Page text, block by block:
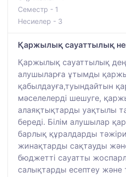
Семестр - 1
Несиелер - 3
Қаржылық сауаттылық
Қаржылық сауаттылық
алушыларға ұтымды
қабылдауға,туындайтын
мәселелерді шешуге,
алаяқтықтарды уақтылы
береді. Білім алушылар
барлық құралдарды
жинақтарды сақтауды
бюджетті сауатты
салықтарды есептеу және